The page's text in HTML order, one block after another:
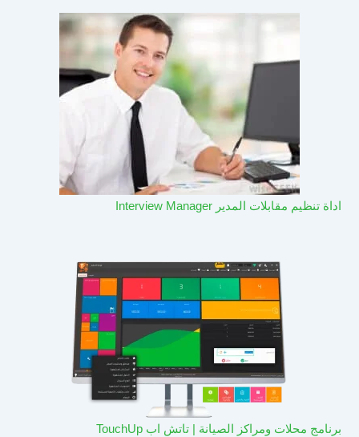
اداة تنظيم مقابلات المدير Interview Manager
برنامج محلات ومراكز الصيانة | تاتش اب TouchUp